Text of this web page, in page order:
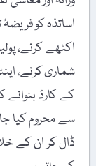
اساتذہ کو
اکٹھے کرنے،
شماری کرنے،
کے کارڈ
سے محروم کیا
ڈال کر ان کے